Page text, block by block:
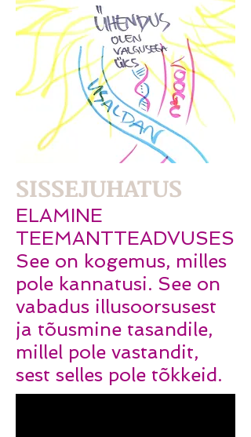
SISSEJUHATUS
ELAMINE
TEEMANTTEADVUSES
See on kogemus, milles
pole kannatusi. See on
vabadus illusoorsusest
ja tõusmine tasandile,
millel pole vastandit,
sest selles pole tõkkeid.